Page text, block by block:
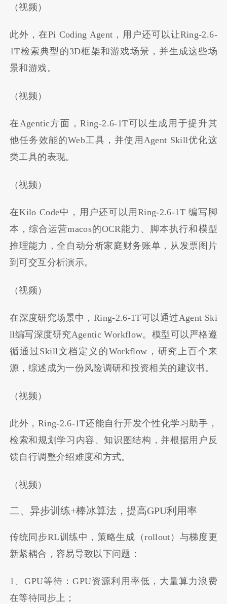
（视频）
此外，在Pi Coding Agent，用户还可以让Ring-2.6-
1T检索典型的3D框架和游戏场景，并生成这些场
景和游戏。
（视频）
在Agentic方面，Ring-2.6-1T可以生成用于提升其
他任务效能的Web工具，并使用Agent Skill优化这
类工具的表现。
（视频）
在Kilo Code中，用户还可以用Ring-2.6-1T 编写脚
本，综合运营macos的OCR能力、脚本执行和模型
推理能力，全自动分析家庭财务账单，从发票图片
到可交互分析演示。
（视频）
在深度研究场景中，Ring-2.6-1T可以通过Agent Ski
ll编写深度研究Agentic Workflow。模型可以严格遵
循通过Skill文档定义的Workflow，研究上百个来
源，综述成为一份风险调研和投资相关的建议书。
（视频）
此外，Ring-2.6-1T还能自行开发个性化学习助手，
检索和规划学习内容、知识图结构，并根据用户反
馈自行调整介绍难度和方式。
（视频）
二、异步训练+棒冰算法，提高GPU利用率
传统同步RL训练中，策略生成（rollout）与梯度更
新紧耦合，容易导致以下问题：
1、GPU等待：GPU资源利用率低，大量算力浪费
在等待同步上；